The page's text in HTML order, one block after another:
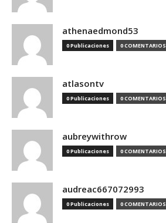
athenaedmond53
0 Publicaciones 0 COMENTARIOS
atlasontv
0 Publicaciones 0 COMENTARIOS
aubreywithrow
0 Publicaciones 0 COMENTARIOS
audreac667072993
0 Publicaciones 0 COMENTARIOS